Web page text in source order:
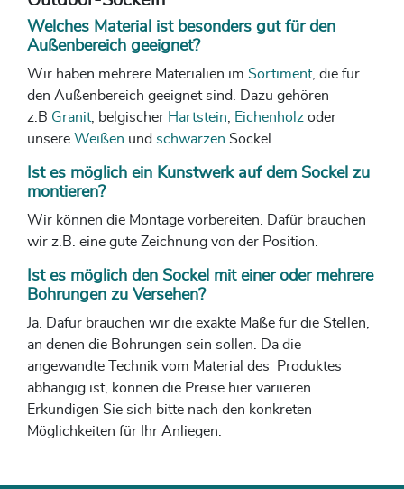
Welches Material ist besonders gut für den
Außenbereich geeignet?
Wir haben mehrere Materialien im Sortiment, die für
den Außenbereich geeignet sind. Dazu gehören
z.B Granit, belgischer Hartstein Eichenholz oder
unsere Weißen und schwarzen Sockel.
Ist es möglich ein Kunstwerk auf dem Sockel zu
montieren?
Wir können die Montage vorbereiten. Dafür brauchen
wir z.B. eine gute Zeichnung von der Position.
Ist es möglich den Sockel mit einer oder mehrere
Bohrungen zu Versehen?
Ja. Dafür brauchen wir die exakte Maße für die Stellen,
an denen die Bohrungen sein sollen. Da die
angewandte Technik vom Material des Produktes
abhängig ist, können die Preise hier variieren.
Erkundigen Sie sich bitte nach den konkreten
Möglichkeiten für Ihr Anliegen.